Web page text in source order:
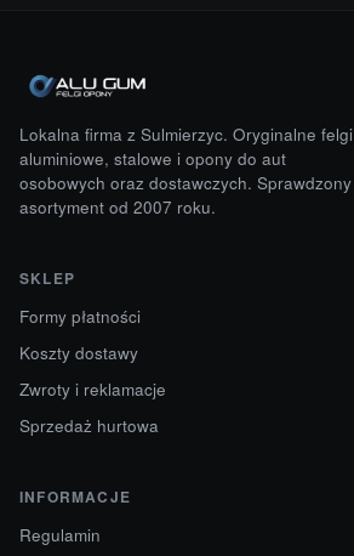
Lokalna firma z Sulmierzyc. Oryginalne felgi
aluminiowe, stalowe i opony do aut
osobowych oraz dostawczych. Sprawdzony
asortyment od 2007 roku.
SKLEP
Formy płatności
Koszty dostawy
Zwroty i reklamacje
Sprzedaż hurtowa
INFORMACJE
Regulamin